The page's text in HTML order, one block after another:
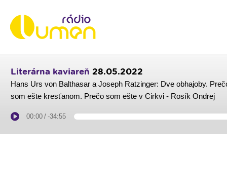
Literárna kaviareň 28.05.2022
Hans Urs von Balthasar a Joseph Ratzinger: Dve obhajoby.
som ešte kresťanom. Prečo som ešte v Cirkvi - Rosík Ondrej
00:00 / -34:55